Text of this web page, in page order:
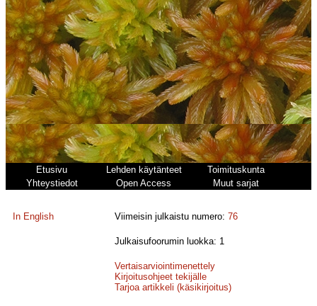
Etusivu Lehden käytänteet
Toimituskunta
Yhteystiedot
Open Access Muut sarjat
In English Viimeisin julkaistu numero:76
Julkaisufoorumin luokka: 1
Vertaisarviointimenettely
Kirjoitusohjeet tekijälle
Tarjoa artikkeli (käsikirjoitus)